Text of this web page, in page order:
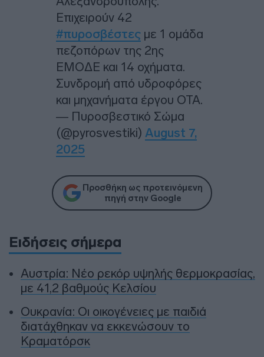
Επιχειρούν 42
#πυροσβέστες με 1 ομάδα
πεζοπόρων της 2ης
ΕΜΟΔΕ και 14 οχήματα.
Συνδρομή από υδροφόρες
και μηχανήματα έργου ΟΤΑ.
— Πυροσβεστικό Σώμα
(@pyrosvestiki) August 7,
2025
Προσθήκη ως προτεινόμενη
πηγή στην Google
Ειδήσεις σήμερα
Αυστρία: Νέο ρεκόρ υψηλής θερμοκρασίας,
με 41,2 βαθμούς Κελσίου
Ουκρανία: Οι οικογένειες με παιδιά
διατάχθηκαν να εκκενώσουν το
Κραματόρσκ